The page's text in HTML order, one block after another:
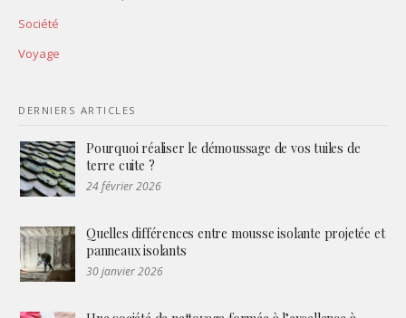
Société
Voyage
DERNIERS ARTICLES
Pourquoi réaliser le démoussage de vos tuiles de
terre cuite ?
24 février 2026
Quelles différences entre mousse isolante projetée et
panneaux isolants
30 janvier 2026